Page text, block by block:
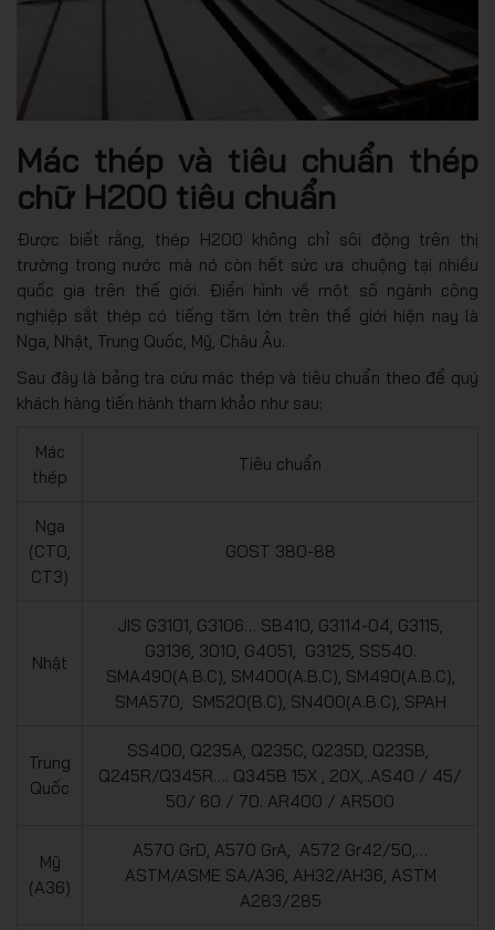
Mác thép và tiêu chuẩn thép
chữ H200 tiêu chuẩn
Được biết rằng, thép H200 không chỉ sôi động trên thị
trường trong nước mà nó còn hết sức ưa chuộng tại nhiều
quốc gia trên thế giới. Điển hình về một số ngành công
nghiệp sắt thép có tiếng tăm lớn trên thế giới hiện nay là
Nga, Nhật, Trung Quốc, Mỹ, Châu Âu.
Sau đây là bảng tra cứu mác thép và tiêu chuẩn theo để quý
khách hàng tiến hành tham khảo như sau:
Mác
thép
Tiêu chuẩn
Nga
(CT0,
CT3)
GOST 380-88
Nhật
JIS G3101, G3106… SB410, G3114-04, G3115,
G3136, 3010, G4051, G3125, SS540.
SMA490(A.B.C), SM400(A.B.C), SM490(A.B.C),
SMA570, SM520(B.C), SN400(A.B.C), SPAH
Trung
Quốc
SS400, Q235A, Q235C, Q235D, Q235B,
Q245R/Q345R…. Q345B 15X , 20X,..AS40 / 45/
50/ 60 / 70. AR400 / AR500
Mỹ
(A36)
A570 GrD, A570 GrA, A572 Gr42/50,…
ASTM/ASME SA/A36, AH32/AH36, ASTM
A283/285